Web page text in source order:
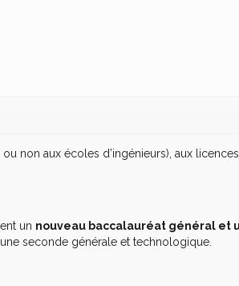
non aux écoles d’ingénieurs), aux
un nouveau baccalauréat général et
seconde générale et technologique.